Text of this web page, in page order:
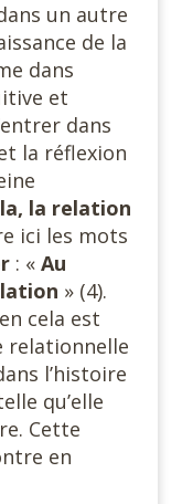
un autre
de la
dans
et
dans
la réflexion
la relation
ici les mots
: « Au
» (4).
cela est
relationnelle
l’histoire
qu’elle
Cette
en